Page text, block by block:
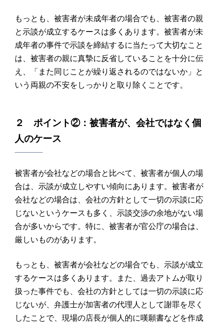
もっとも、被害者が未成年者の場合でも、被害者の親
と示談が成立するケースは多くあります。被害者が未
成年者の事件で示談を締結するに当たって大切なこと
は、被害者の親に真摯に反省していることを十分に伝
え、「また同じことが繰り返されるのではないか」と
いう両親の不安をしっかりと取り除くことです。
２ ポイント②：被害者が、会社ではなく個
人のケース
被害者が会社などの場合と比べて、被害者が個人の場
合は、示談が成立しやすい傾向にあります。被害者が
会社などの場合は、会社の方針として一切の示談に応
じないというケースも多く、示談交渉の余地がない場
合が多いからです。特に、被害者が官公庁の場合は、
厳しいものがあります。
もっとも、被害者が会社などの場合でも、示談が成立
するケースは多くあります。また、過去アトムが取り
扱った事件でも、会社の方針としては一切の示談に応
じないが、弁護士が加害者の代理人として謝罪を尽く
したことで、現場の店長が個人的に嘆願書などを作成